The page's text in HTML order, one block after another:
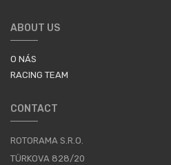
ABOUT US
O NÁS
RACING TEAM
CONTACT
ROTORAMA S.R.O.
TÜRKOVA 828/20